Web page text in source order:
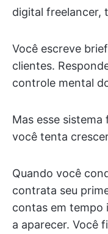
digital freelancer,
Você escreve
clientes.
controle mental
Mas esse
você tenta
Quando você
contrata seu
contas em tempo
a aparecer. Você